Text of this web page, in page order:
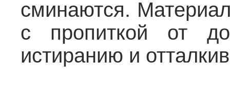
сминаются.
с пропиткой от
истиранию и